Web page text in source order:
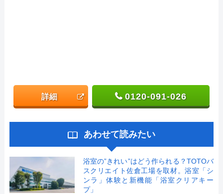
詳細 0120-091-026
あわせて読みたい
浴室の”きれい”はどう作られる？TOTOバ
スクリエイト佐倉工場を取材。浴室「シ
ンラ」体験と新機能「浴室クリアキー
プ」